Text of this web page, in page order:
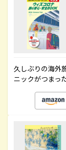
久しぶりの海外
ニックがつまっ